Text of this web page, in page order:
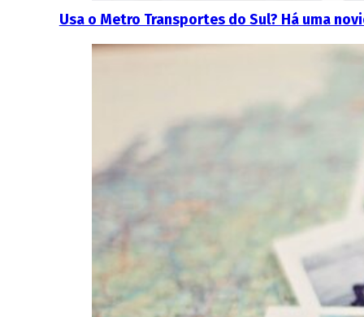
Usa o Metro Transportes do Sul? Há uma